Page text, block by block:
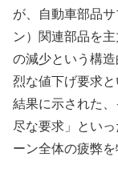
が、自動車部品
ン）関連部品を
の減少という構
烈な値下げ要求
結果に示された
尽な要求」とい
ーン全体の疲弊を